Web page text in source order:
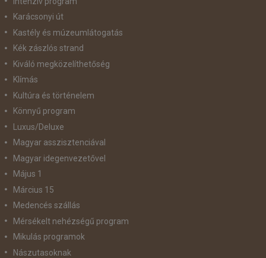
Karácsonyi út
Kastély és múzeumlátogatás
Kék zászlós strand
Kiváló megközelíthetőség
Klímás
Kultúra és történelem
Könnyű program
Luxus/Deluxe
Magyar asszisztenciával
Magyar idegenvezetővel
Május 1
Március 15
Medencés szállás
Mérsékelt nehézségű program
Mikulás programok
Nászutasoknak